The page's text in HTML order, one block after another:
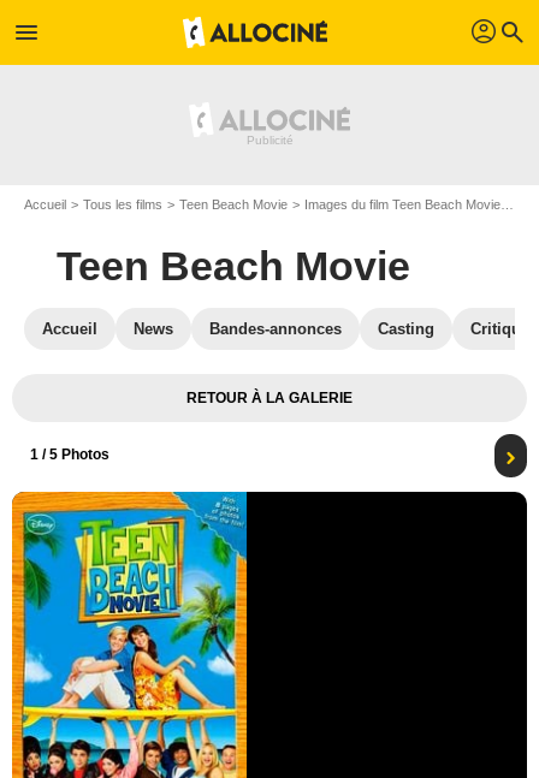
menu profil search
Accueil Tous les films Teen Beach Movie Images du film Teen Beach Movie
Teen Beach Movie
Accueil News Bandes-annonces Casting
RETOUR À LA GALERIE
1 / 5 Photos